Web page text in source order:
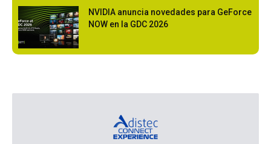
NVIDIA anuncia novedades para GeForce
NOW en la GDC 2026